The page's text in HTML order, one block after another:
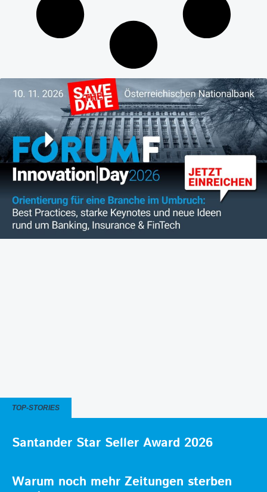
TOP-STORIES
Santander Star Seller Award 2026
Warum noch mehr Zeitungen sterben